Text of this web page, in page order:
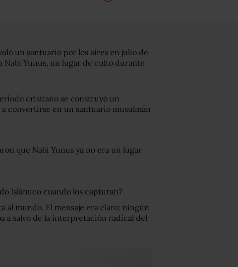
un santuario por los aires en julio de
Nabi Yunus, un lugar de culto durante
cristiano se construyó un
convertirse en un santuario musulmán
que Nabi Yunus ya no era un lugar
Islámico cuando los capturan?
al mundo. El mensaje era claro: ningún
a salvo de la interpretación radical del